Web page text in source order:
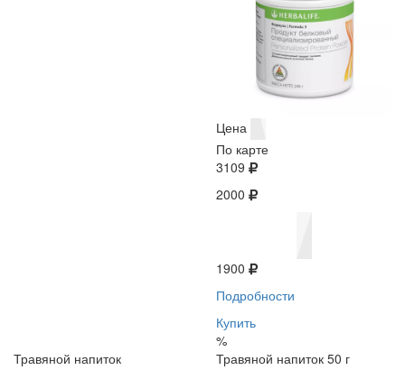
Цена
По карте
3109
2000
1900
Подробности
Купить
%
Травяной напиток
Травяной напиток 50 г